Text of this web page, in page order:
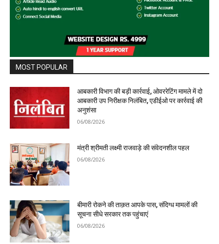
MOST POPULAR
आबकारी विभाग की बड़ी कार्रवाई, ओवररेटिंग मामले में दो
आबकारी उप निरीक्षक निलंबित, एडीईओ पर कार्रवाई की
अनुशंसा
06/08/2026
मंत्री श्रीमती लक्ष्मी राजवाड़े की संवेदनशील पहल
06/08/2026
बीमारी रोकने की ताक़त आपके पास, संदिग्ध मामलों की
सूचना सीधे सरकार तक पहुंचाएं
06/08/2026